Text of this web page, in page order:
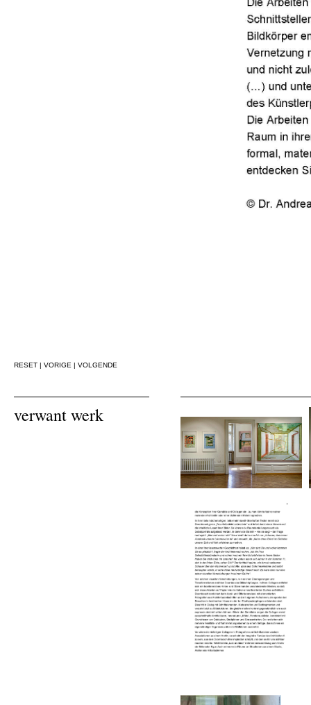
RESET | VORIGE | VOLGENDE
verwant werk